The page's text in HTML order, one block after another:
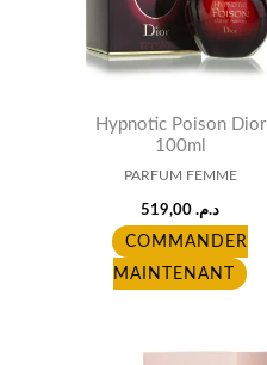
Hypnotic Poison Dior
100ml
PARFUM FEMME
د.م.519,00
COMMANDER
MAINTENANT